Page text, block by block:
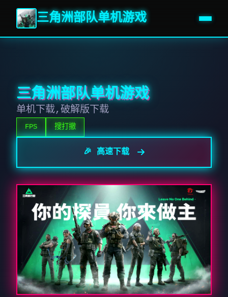
三角洲部队单机游戏
三角洲部队单机游戏
单机下载,破解版下载
FPS 搜打撤
🎉 高速下载